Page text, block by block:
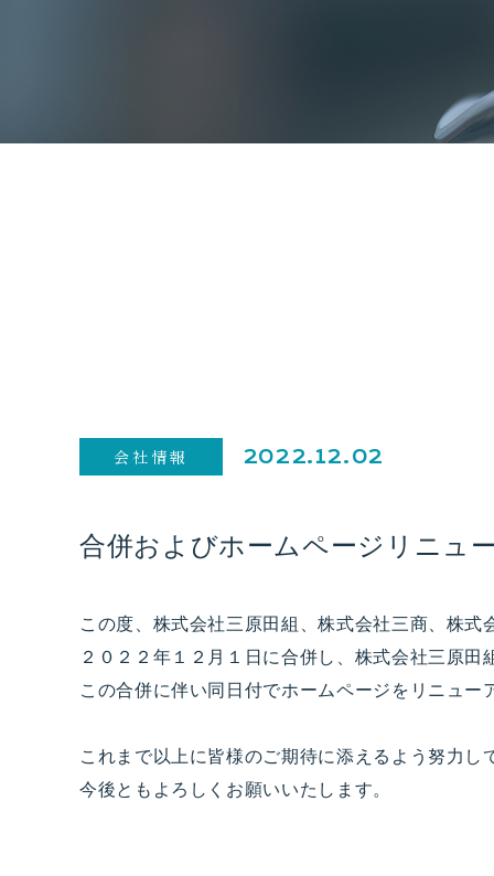
会社情報 2022.12.02
合併およびホームページリニュ
この度、株式会社三原田組、株式会社三商、株式
２０２２年１２月１日に合併し、株式会社三原
この合併に伴い同日付でホームページをリニュー
これまで以上に皆様のご期待に添えるよう努力し
今後ともよろしくお願いいたします。